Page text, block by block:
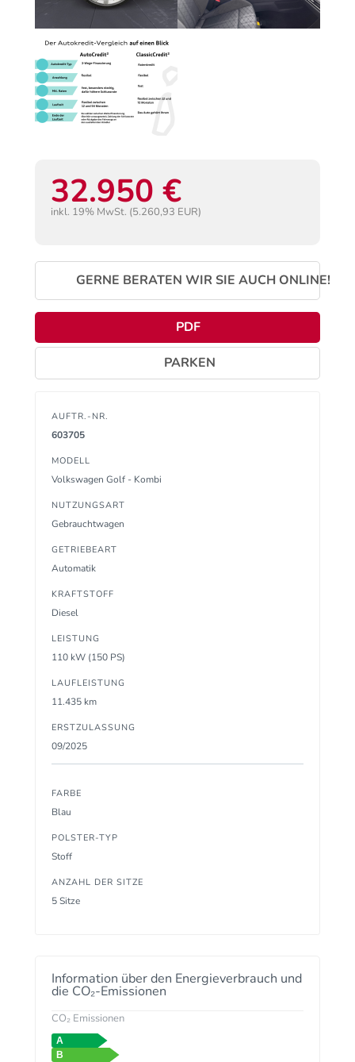
32.950 €
inkl. 19% MwSt. (5.260,93 EUR)
GERNE BERATEN WIR SIE AUCH ONLINE!
PDF
PARKEN
AUFTR.-NR.
603705
MODELL
Volkswagen Golf - Kombi
NUTZUNGSART
Gebrauchtwagen
GETRIEBEART
Automatik
KRAFTSTOFF
Diesel
LEISTUNG
110 kW (150 PS)
LAUFLEISTUNG
11.435 km
ERSTZULASSUNG
09/2025
FARBE
Blau
POLSTER-TYP
Stoff
ANZAHL DER SITZE
5 Sitze
Information über den Energieverbrauch und
die CO₂-Emissionen
CO₂ Emissionen